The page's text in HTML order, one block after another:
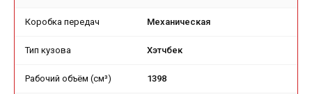
Коробка передач Механическая
Тип кузова Хэтчбек
Рабочий объём (см³) 1398